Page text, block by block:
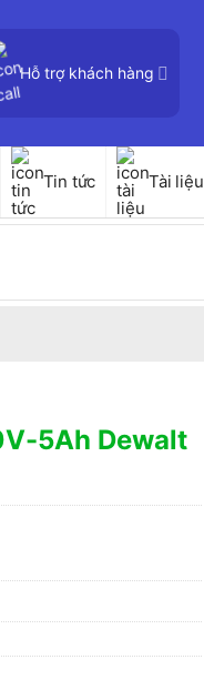
Hỗ trợ khách hàng
Tin tức Tài liệu
5Ah Dewalt